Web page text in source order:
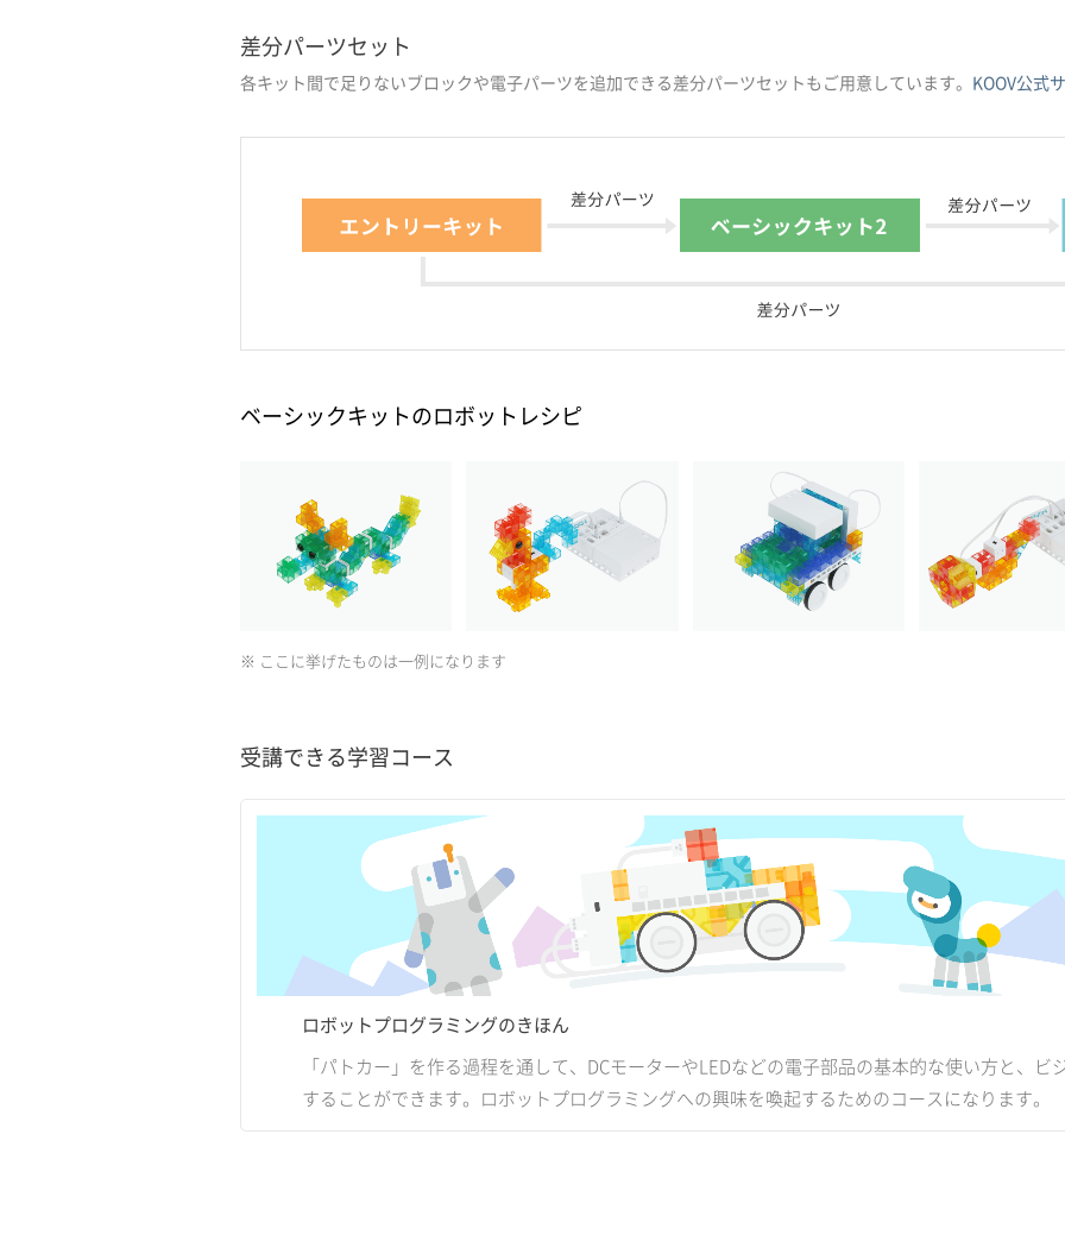
差分パーツセット
各キット間で足りないブロックや電子パーツを追加できる差分パーツセットもご用意しています。 KOOV公式
ベーシックキットのロボットレシピ
※ ここに挙げたものは一例になります
受講できる学習コース
ロボットプログラミングのきほん
「パトカー」を作る過程を通して、DCモーターやLEDなどの電子部品の基本的な使い方と、ビ
することができます。ロボットプログラミングへの興味を喚起するためのコースになります。